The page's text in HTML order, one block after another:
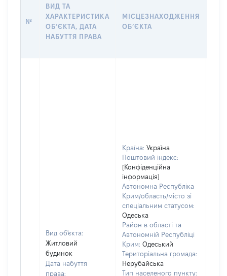
№
ВИД ТА
ХАРАКТЕРИСТИКА
ОБʼЄКТА, ДАТА
НАБУТТЯ ПРАВА
МІСЦЕЗНАХОДЖЕННЯ
ОБʼЄКТА
Вид об'єкта:
Житловий
будинок
Дата набуття
права:
Країна: Україна
Поштовий індекс:
[Конфіденційна
інформація]
Автономна Республіка
Крим/область/місто зі
спеціальним статусом:
Одеська
Район в області та
Автономній Республіці
Крим: Одеський
Територіальна громада:
Нерубайська
Тип населеного пункту: